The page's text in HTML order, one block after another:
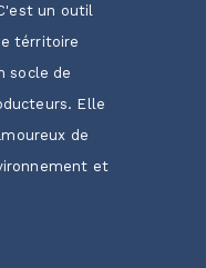
un outil
térritoire
socle de
Elle
de
et